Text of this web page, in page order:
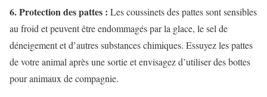
6. Protection des pattes : Les coussinets des pattes sont sensibles
au froid et peuvent être endommagés par la glace, le sel de
déneigement et d’autres substances chimiques. Essuyez les pattes
de votre animal après une sortie et envisagez d’utiliser des bottes
pour animaux de compagnie.